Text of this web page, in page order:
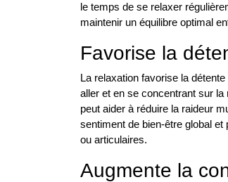
le temps de se relaxer
maintenir un équilibre optimal
Favorise la
La relaxation favorise la
aller et en se concentrant sur
peut aider à réduire la raideur
sentiment de bien-être global
ou articulaires.
Augmente la